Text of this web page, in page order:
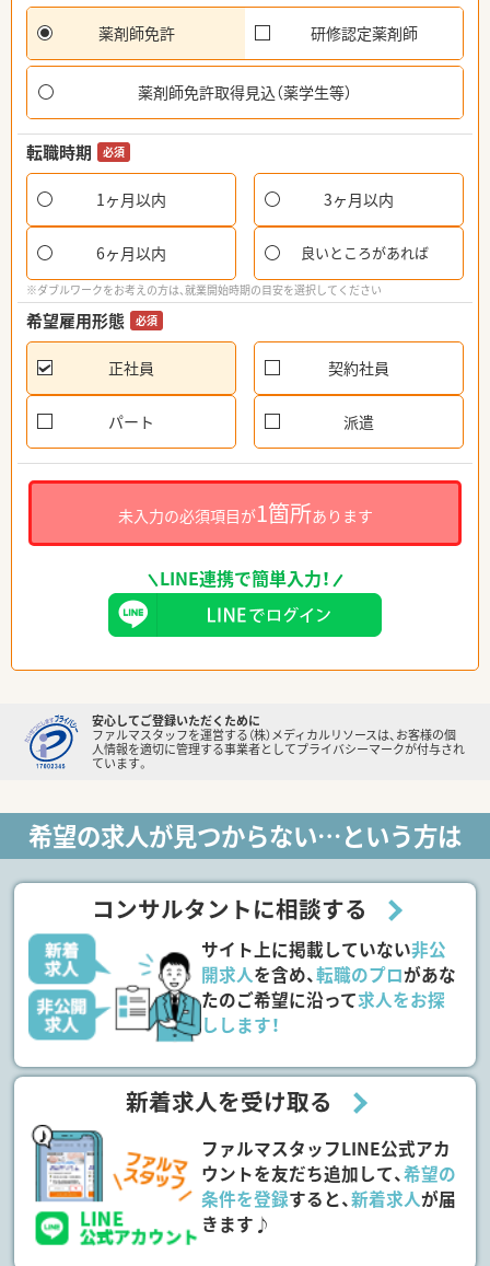
薬剤師免許 研修認定薬剤師
薬剤師免許取得見込（薬学生等）
転職時期 必須
1ヶ月以内 3ヶ月以内
6ヶ月以内 良いところがあれば
※ダブルワークをお考えの方は、就業開始時期の目安を選択してください
希望雇用形態 必須
正社員 契約社員
パート 派遣
未入力の必須項目が1箇所あります
LINE連携で簡単入力！
安心してご登録いただくために
ファルマスタッフを運営する（株）メディカルリソースは、お客様の個
人情報を適切に管理する事業者としてプライバシーマークが付与され
ています。
希望の求人が見つからない…という方は
コンサルタントに相談する
サイト上に掲載していない非公
開求人を含め、転職のプロがあな
たのご希望に沿って求人をお探
しします！
新着求人を受け取る
ファルマスタッフLINE公式アカ
ウントを友だち追加して、希望の
条件を登録すると、新着求人が届
きます♪